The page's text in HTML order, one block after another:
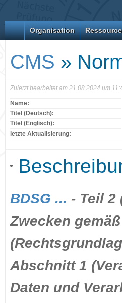
Organisation
CMS »
Zuletzt bearbeitet am 21.08.2024 um
Name:
Titel (Deutsch):
Titel (Englisch):
letzte Aktualisierung:
BDSG ... - Teil 2
Zwecken
Abschnitt 1
Daten und